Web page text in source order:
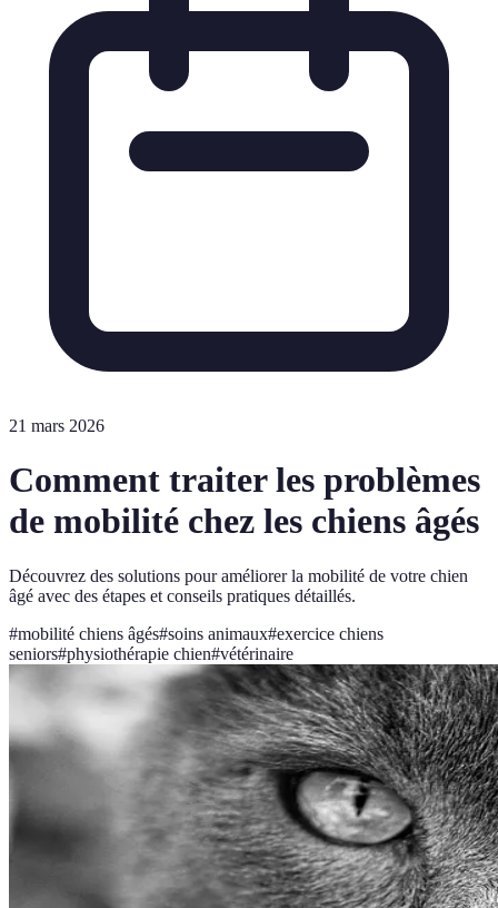
21 mars 2026
Comment traiter les problèmes
de mobilité chez les chiens âgés
Découvrez des solutions pour améliorer la mobilité de votre chien
âgé avec des étapes et conseils pratiques détaillés.
#mobilité chiens âgés#soins animaux#exercice chiens
seniors#physiothérapie chien#vétérinaire